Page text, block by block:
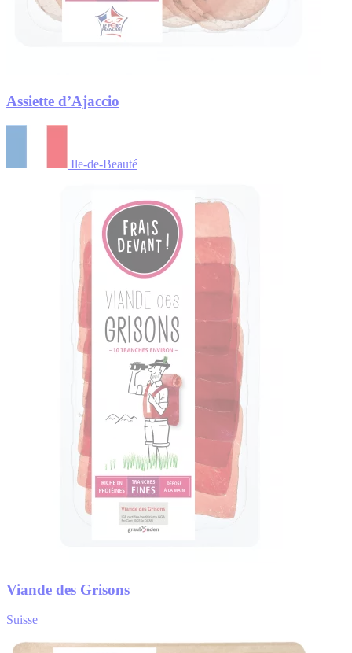
Assiette d’Ajaccio
Ile-de-Beauté
Viande des Grisons
Suisse